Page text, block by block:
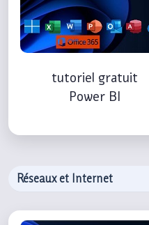
tutoriel gratuit
Power BI
Réseaux et Internet